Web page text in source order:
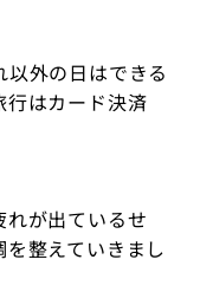
外の日はできる
行はカード決済
が出ているせ
整えていきまし